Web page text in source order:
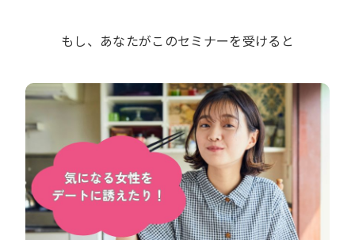
もし、あなたがこのセミナーを受けると